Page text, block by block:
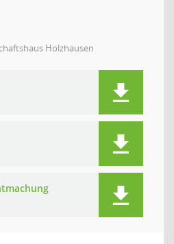
Holzhausen